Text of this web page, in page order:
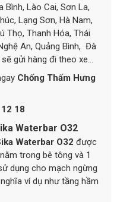
Bình, Lào Cai, Sơn La,
Lạng Sơn, Hà Nam,
Thọ, Thanh Hóa, Thái
An, Quảng Bình, Đà
gửi hàng đi theo xe...
Chống Thấm Hưng
18
Waterbar O32
Waterbar O32 được
trong bê tông và 1
dụng cho mạch ngừng
ví dụ như tầng hầm